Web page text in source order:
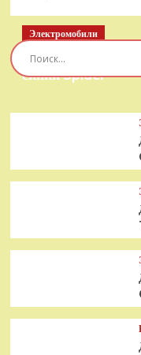
Электромобили
Детский
синий Spider